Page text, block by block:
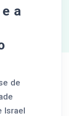
a
de
Israel